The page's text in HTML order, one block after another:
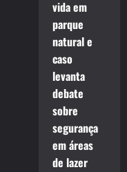
vida em
parque
natural e
caso
levanta
debate
sobre
segurança
em áreas
de lazer